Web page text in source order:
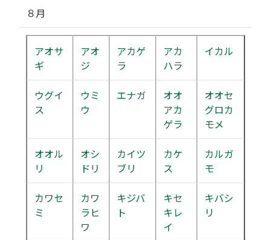
８月
アオサ
ギ
アオ
ジ
アカゲ
ラ
アカ
ハラ
イカル
ウグイ
ス
ウミ
ウ
エナガ
オオ
アカ
ゲラ
オオセ
グロカ
モメ
オオル
リ
オシ
ドリ
カイツ
ブリ
カケ
ス
カルガ
モ
カワセ
ミ
カワ
ラヒ
ワ
キジバ
ト
キセ
キレ
イ
キバシ
リ